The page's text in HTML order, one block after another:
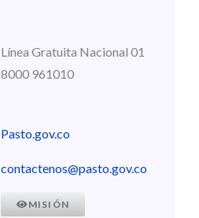
Línea Gratuita Nacional 01
8000 961010
Pasto.gov.co
contactenos@pasto.gov.co
MISIÓN